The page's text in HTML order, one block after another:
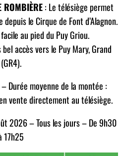
ROMBIÈRE: Le télésiège permet
le Cirque de Font d’Alagnon.
au pied du Puy Griou.
accès vers le Puy Mary, Grand
Durée moyenne de la montée :
vente directement au télésiège.
2026 – Tous les jours – De 9h30
17h25